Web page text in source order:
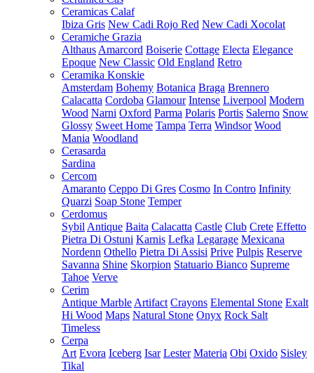
Ceramicas Calaf
Ibiza Gris New Cadi Rojo Red New Cadi Xocolat
Ceramiche Grazia
Althaus Amarcord Boiserie Cottage Electa Elegance
Epoque New Classic Old England Retro
Ceramika Konskie
Amsterdam Bohemy Botanica Braga Brennero
Calacatta Cordoba Glamour Intense Liverpool Modern
Wood Narni Oxford Parma Polaris Portis Salerno Snow
Glossy Sweet Home Tampa Terra Windsor Wood
Mania Woodland
Cerasarda
Sardina
Cercom
Amaranto Ceppo Di Gres Cosmo In Contro Infinity
Quarzi Soap Stone Temper
Cerdomus
Sybil Antique Baita Calacatta Castle Club Crete Effetto
Pietra Di Ostuni Karnis Lefka Legarage Mexicana
Nordenn Othello Pietra Di Assisi Prive Pulpis Reserve
Savanna Shine Skorpion Statuario Bianco Supreme
Tahoe Verve
Cerim
Antique Marble Artifact Crayons Elemental Stone Exalt
Hi Wood Maps Natural Stone Onyx Rock Salt
Timeless
Cerpa
Art Evora Iceberg Isar Lester Materia Obi Oxido Sisley
Tikal